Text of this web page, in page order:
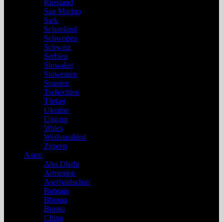
Russland
San Marino
Sark
Schottland
Schweden
Schweiz
Serbien
Slowakei
Slowenien
Spanien
Tschechien
Türkei
Ukraine
Ungarn
Wales
Weißrussland
Zypern
Asien
Abu Dhabi
Armenien
Aserbaidschan
Bahrain
Bhutan
Burma
China